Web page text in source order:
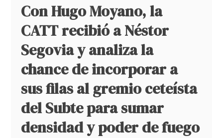
Con Hugo Moyano, la
CATT recibió a Néstor
Segovia y analiza la
chance de incorporar a
sus filas al gremio ceteísta
del Subte para sumar
densidad y poder de fuego